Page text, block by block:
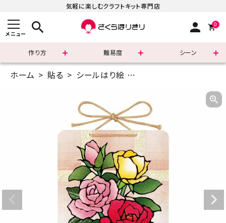
気軽に楽しむクラフトキット専門店
メニュー search person 0
作り方 難易度 シーン
まずはこちら
ホーム 貼る シールはり絵